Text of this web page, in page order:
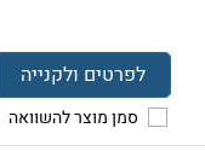
לפרטים ולקנייה
סמן מוצר להשוואה